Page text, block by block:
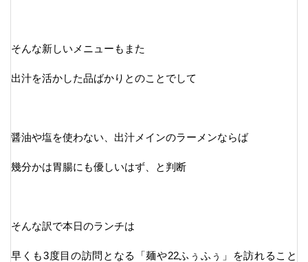
そんな新しいメニューもまた
出汁を活かした品ばかりとのことでして
醤油や塩を使わない、出汁メインのラーメンならば
幾分かは胃腸にも優しいはず、と判断
そんな訳で本日のランチは
早くも3度目の訪問となる「麺や22ふぅふぅ」を訪れること